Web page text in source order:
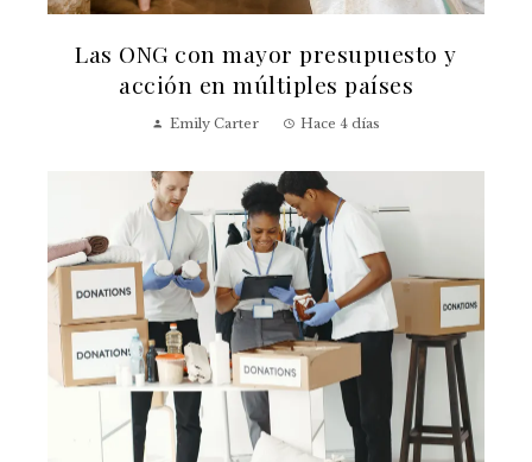
Las ONG con mayor presupuesto y
acción en múltiples países
Emily Carter Hace 4 días